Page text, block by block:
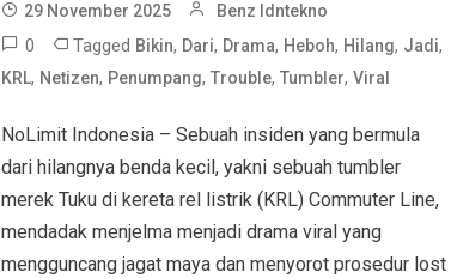
29 November 2025 Benz Idntekno
0 Tagged Bikin, Dari, Drama, Heboh, Hilang, Jadi,
KRL, Netizen, Penumpang,Trouble,Tumbler,Viral
NoLimit Indonesia – Sebuah insiden yang bermula
dari hilangnya benda kecil, yakni sebuah tumbler
merek Tuku di kereta rel listrik (KRL) Commuter Line,
mendadak menjelma menjadi drama viral yang
mengguncang jagat maya dan menyorot prosedur lost